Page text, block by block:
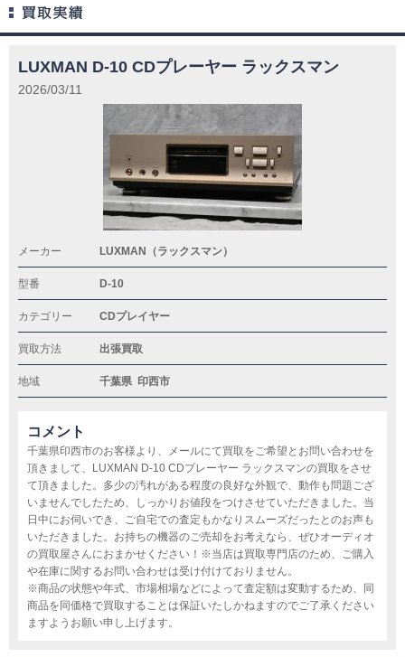
LUXMAN D-10 CDプレーヤー ラックスマン
2026/03/11
メーカー LUXMAN（ラックスマン）
型番 D-10
カテゴリー CDプレイヤー
買取方法 出張買取
地域 千葉県 印西市
コメント
千葉県印西市のお客様より、メールにて買取をご希望とお問い合わせを
頂きまして、LUXMAN D-10 CDプレーヤー ラックスマンの買取をさせ
て頂きました。多少の汚れがある程度の良好な外観で、動作も問題ござ
いませんでしたため、しっかりお値段をつけさせていただきました。当
日中にお伺いでき、ご自宅での査定もかなりスムーズだったとのお声も
いただきました。お持ちの機器のご売却をお考えなら、ぜひオーディオ
の買取屋さんにおまかせください！※当店は買取専門店のため、ご購入
や在庫に関するお問い合わせは受け付けておりません。
※商品の状態や年式、市場相場などによって査定額は変動するため、同
商品を同価格で買取することは保証いたしかねますのでご了承ください
ますようお願い申し上げます。